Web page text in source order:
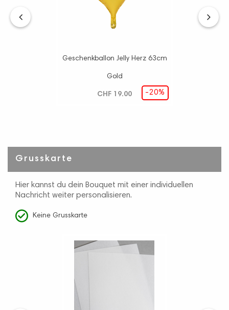
Geschenkballon Jelly Herz 63cm
Gold
CHF 19.00 -20%
Grusskarte
Hier kannst du dein Bouquet mit einer individuellen
Nachricht weiter personalisieren.
Keine Grusskarte